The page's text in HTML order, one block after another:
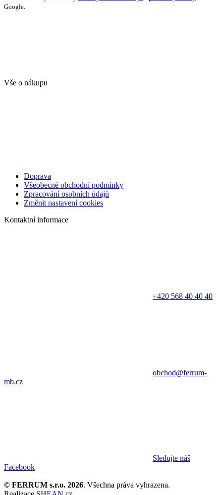
Google.
Vše o nákupu
Doprava
Všeobecné obchodní podmínky
Zpracování osobních údajů
Změnit nastavení cookies
Kontaktní informace
+420 568 40 40 40
obchod@ferrum-
mb.cz
Sledujte náš
Facebook
© FERRUM s.r.o. 2026. Všechna práva vyhrazena.